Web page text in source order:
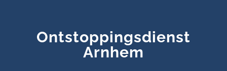
Ontstoppingsdienst
Arnhem